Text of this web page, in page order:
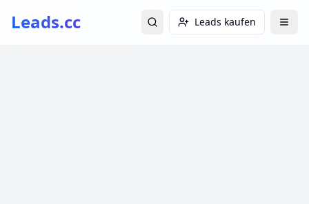
Leads.cc Leads kaufen